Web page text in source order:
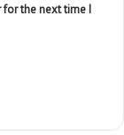
for the next time I